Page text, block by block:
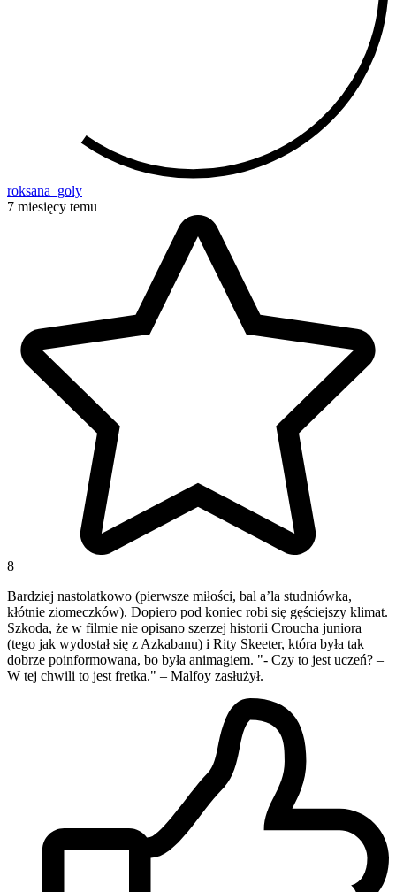
roksana_goly
7 miesięcy temu
8
Bardziej nastolatkowo (pierwsze miłości, bal a’la studniówka,
kłótnie ziomeczków). Dopiero pod koniec robi się gęściejszy klimat.
Szkoda, że w filmie nie opisano szerzej historii Croucha juniora
(tego jak wydostał się z Azkabanu) i Rity Skeeter, która była tak
dobrze poinformowana, bo była animagiem. "- Czy to jest uczeń? –
W tej chwili to jest fretka." – Malfoy zasłużył.